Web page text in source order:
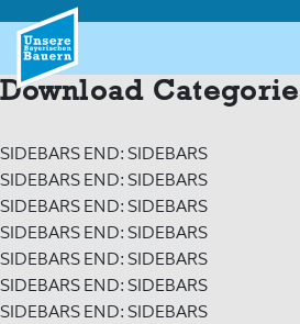
content
Download
SIDEBARS END: SIDEBARS
SIDEBARS END: SIDEBARS
SIDEBARS END: SIDEBARS
SIDEBARS END: SIDEBARS
SIDEBARS END: SIDEBARS
SIDEBARS END: SIDEBARS
SIDEBARS END: SIDEBARS